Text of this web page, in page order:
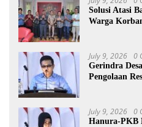
Solusi Atasi
Warga
July 9, 2026 0
Gerindra
Pengolaan
July 9, 2026 0
Hanura-PKB